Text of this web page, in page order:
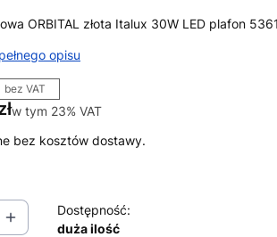
ORBITAL złota Italux 30W LED plafon
opisu
bez VAT
w tym 23% VAT
w tym 23% VAT
bez kosztów dostawy.
Dostępność:
duża ilość